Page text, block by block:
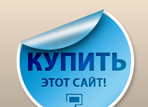
содержимому